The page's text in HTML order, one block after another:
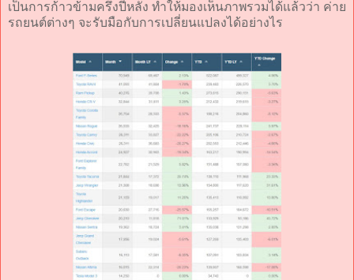
เป็นการก้าวข้ามครึ่งปีหลัง ทำให้มองเห็นภาพรวมได้แล้วว่า ค่าย
รถยนต์ต่างๆ จะรับมือกับการเปลี่ยนแปลงได้อย่างไร